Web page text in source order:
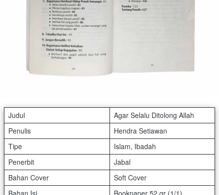
Judul
Agar Selalu Ditolong Allah
Penulis
Hendra Setiawan
Tipe
Islam, Ibadah
Penerbit
Jabal
Bahan Cover
Soft Cover
Bahan Isi
Bookpaper 52 gr (1/1)